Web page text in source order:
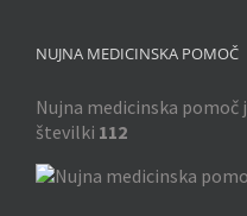
NUJNA MEDICINSKA POMOČ
Nujna medicinska
številki 112